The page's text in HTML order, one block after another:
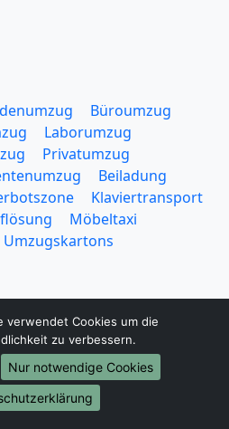
Büroumzug
Laborumzug
Privatumzug
Beiladung
Klaviertransport
Möbeltaxi
Umzugskartons
Belarus
Belgien
verwendet Cookies um die
zu verbessern.
Nur notwendige Cookies